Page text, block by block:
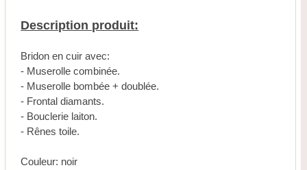
Description produit:
Bridon en cuir avec:
- Muserolle combinée.
- Muserolle bombée + doublée.
- Frontal diamants.
- Bouclerie laiton.
- Rênes toile.
Couleur: noir